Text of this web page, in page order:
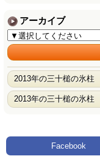
アーカイブ
2013年の三十槌の氷柱
2013年の三十槌の氷柱
Facebook